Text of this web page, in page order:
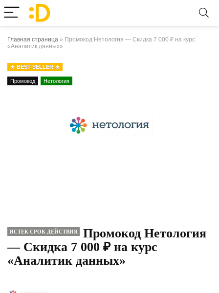
Главная страница » Промокод Нетология — Скидка 7 000 ₽ на курс
«Аналитик данных»
BEST SELLER
Промокод Нетология
ИСТЕК СРОК ДЕЙСТВИЯ
Промокод Нетология
— Скидка 7 000 ₽ на курс
«Аналитик данных»